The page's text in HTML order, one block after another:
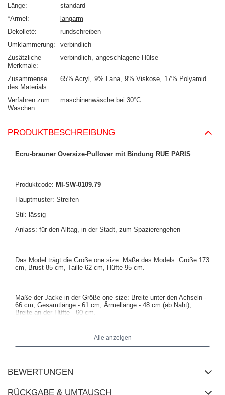
Länge
standard
*Ärmel
langarm
Dekolleté
rundschreiben
Umklammerung
verbindlich
Zusätzliche
Merkmale
verbindlich angeschlagene Hülse
Zusammensetzung
des Materials
65% Acryl 9% Lana 9% Viskose 17% Polyamid
Verfahren zum
Waschen
maschinenwäsche bei 30°C
PRODUKTBESCHREIBUNG
Ecru-brauner Oversize-Pullover mit Bindung RUE PARIS.
Produktcode: MI-SW-0109.79
Hauptmuster: Streifen
Stil: lässig
Anlass: für den Alltag, in der Stadt, zum Spazierengehen
Das Model trägt die Größe one size. Maße des Models: Größe 173
cm, Brust 85 cm, Taille 62 cm, Hüfte 95 cm.
Maße der Jacke in der Größe one size: Breite unter den Achseln -
66 cm, Gesamtlänge - 61 cm, Ärmellänge - 48 cm (ab Naht),
Breite an der Hüfte - 60 cm.
Alle anzeigen
BEWERTUNGEN
RÜCKGABE & UMTAUSCH